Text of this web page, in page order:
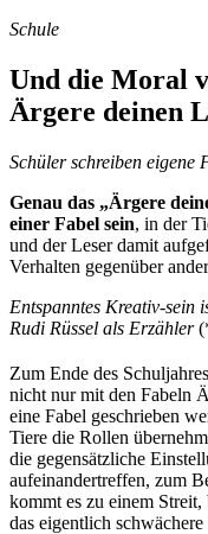
Schule
Und die Moral
Ärgere deinen
Schüler schreiben eigene
Genau das „Ärgere
einer Fabel sein, in der
und der Leser damit
Verhalten gegenüber
Entspanntes Kreativ-sein
Rudi Rüssel als Erzähler
Zum Ende des
nicht nur mit den Fabeln
eine Fabel geschrieben
Tiere die Rollen
die gegensätzliche
aufeinandertreffen, zum
kommt es zu einem
das eigentlich schwächere